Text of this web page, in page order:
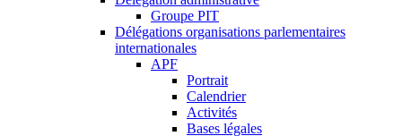
Groupe PIT
Délégations organisations parlementaires
internationales
APF
Portrait
Calendrier
Activités
Bases légales